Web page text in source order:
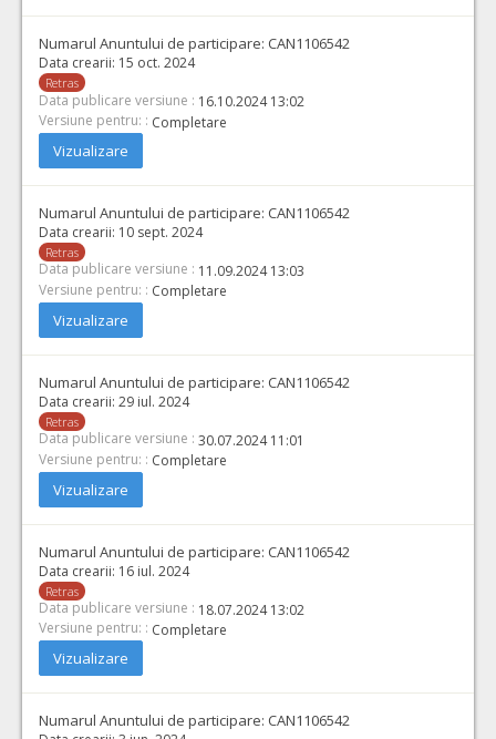
Numarul Anuntului de participare: CAN1106542
Data crearii: 15 oct. 2024
Retras
Data publicare versiune : 16.10.2024 13:02
Versiune pentru: : Completare
Vizualizare
Numarul Anuntului de participare: CAN1106542
Data crearii: 10 sept. 2024
Retras
Data publicare versiune : 11.09.2024 13:03
Versiune pentru: : Completare
Vizualizare
Numarul Anuntului de participare: CAN1106542
Data crearii: 29 iul. 2024
Retras
Data publicare versiune : 30.07.2024 11:01
Versiune pentru: : Completare
Vizualizare
Numarul Anuntului de participare: CAN1106542
Data crearii: 16 iul. 2024
Retras
Data publicare versiune : 18.07.2024 13:02
Versiune pentru: : Completare
Vizualizare
Numarul Anuntului de participare: CAN1106542